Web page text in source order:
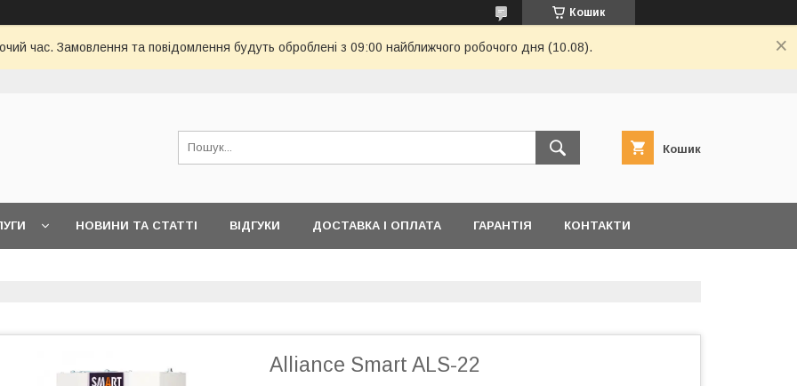
Кошик
час. Замовлення та повідомлення будуть оброблені з 09:00 найближчого робочого дня (10.08).
Кошик
НОВИНИ ТА СТАТТІ ВІДГУКИ ДОСТАВКА І ОПЛАТА ГАРАНТІЯ КОНТАКТИ
Alliance Smart ALS-22